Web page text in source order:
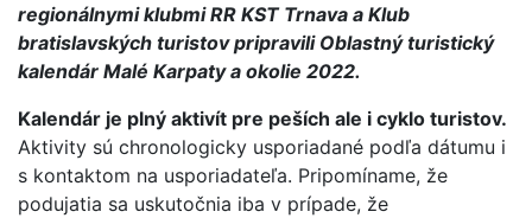
regionálnymi klubmi RR KST Trnava a Klub
bratislavských turistov pripravili Oblastný turistický
kalendár Malé Karpaty a okolie 2022.
Kalendár je plný aktivít pre peších ale i cyklo turistov.
Aktivity sú chronologicky usporiadané podľa dátumu i
s kontaktom na usporiadateľa. Pripomíname, že
podujatia sa uskutočnia iba v prípade, že